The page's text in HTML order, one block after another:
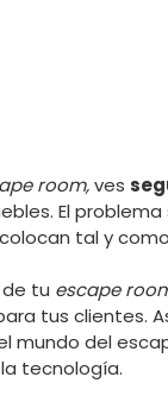
room,ves
El
tal y
tu escape
tus clientes.
mundo del
tecnología.